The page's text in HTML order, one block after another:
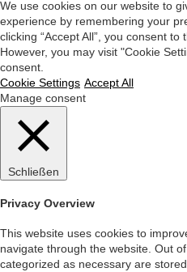
We use cookies on our website to
experience by remembering your
clicking “Accept All”, you consent to
However, you may visit "Cookie
consent.
Cookie Settings Accept All
Manage consent
Schließen
Privacy Overview
This website uses cookies to
navigate through the website. Out
categorized as necessary are